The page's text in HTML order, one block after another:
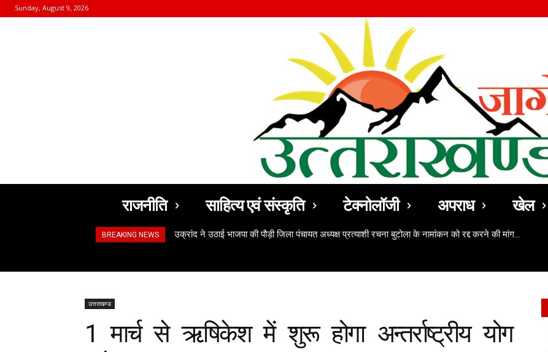
Sunday, August 9, 2026
राजनीति साहित्य एवं संस्कृति टेक्नोलॉजी अपराध खेल
BREAKING NEWS उक्रांद ने उठाई भाजपा की पौड़ी जिला पंचायत अध्यक्ष प्रत्याशी रचना बुटोला के नामांकन को रद्द करने की मांग…
उत्तराखण्ड
1 मार्च से ऋषिकेश में शुरू होगा अन्तर्राष्ट्रीय योग